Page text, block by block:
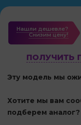
Нашли дешевле?
Cнизим цену!
ПОЛУЧИТЬ
Эту модель мы
Хотите мы вам
подберем аналог?